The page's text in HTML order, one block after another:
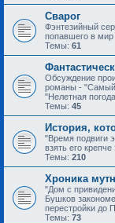
Сварог
Фэнтезийный
попавшего в мир
Темы: 61
Обсуждение
романы - "Самый
"Нелетная
Темы: 45
История,
"Время подвиги
взять его
Темы: 210
Хроника
"Дом с
Бушков
перестройки до
Темы: 73